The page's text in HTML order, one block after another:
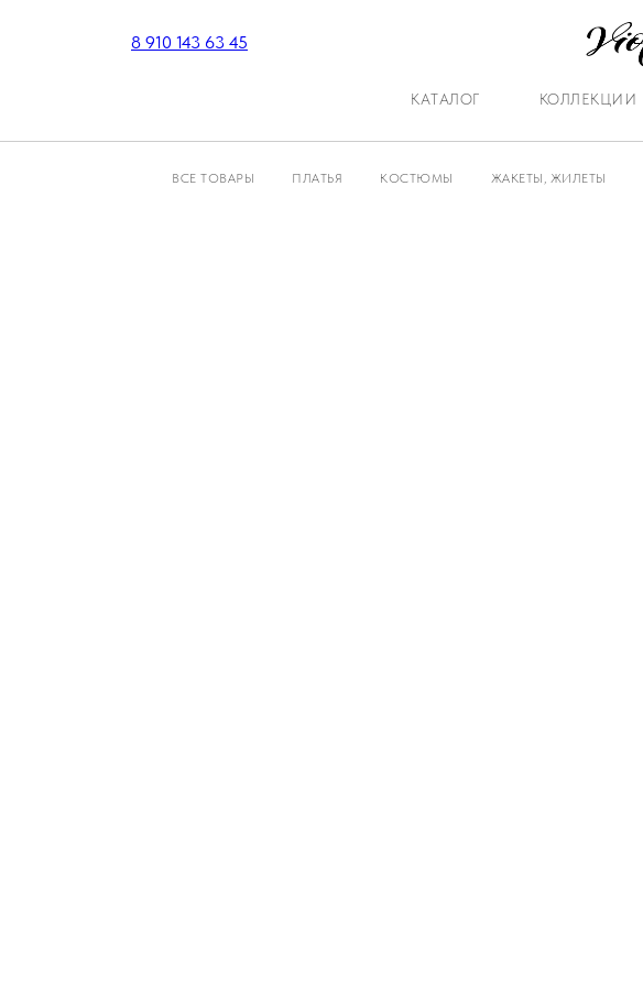
8 910 143 63 45
КАТАЛОГ КОЛЛЕКЦИИ
ВСЕ ТОВАРЫ ПЛАТЬЯ КОСТЮМЫ ЖАКЕТЫ, ЖИЛЕТЫ